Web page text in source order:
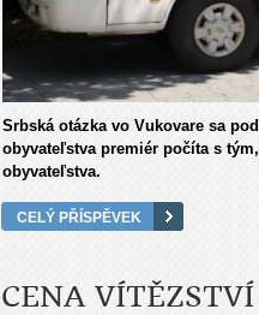
Srbská otázka vo Vukovare sa
obyvateľstva premiér počíta s
obyvateľstva.
CELÝ PŘÍSPĚVEK
CENA VÍTĚZSTVÍ